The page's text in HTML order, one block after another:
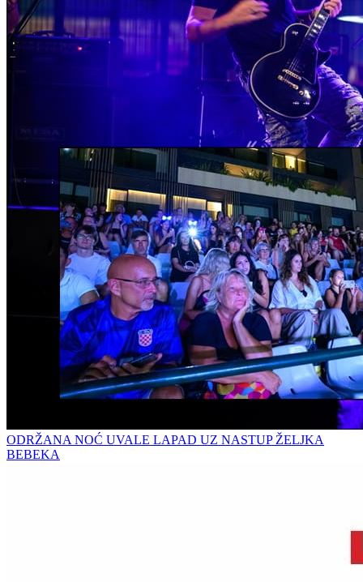
ODRŽANA NOĆ UVALE LAPAD UZ NASTUP ŽELJKA
BEBEKA